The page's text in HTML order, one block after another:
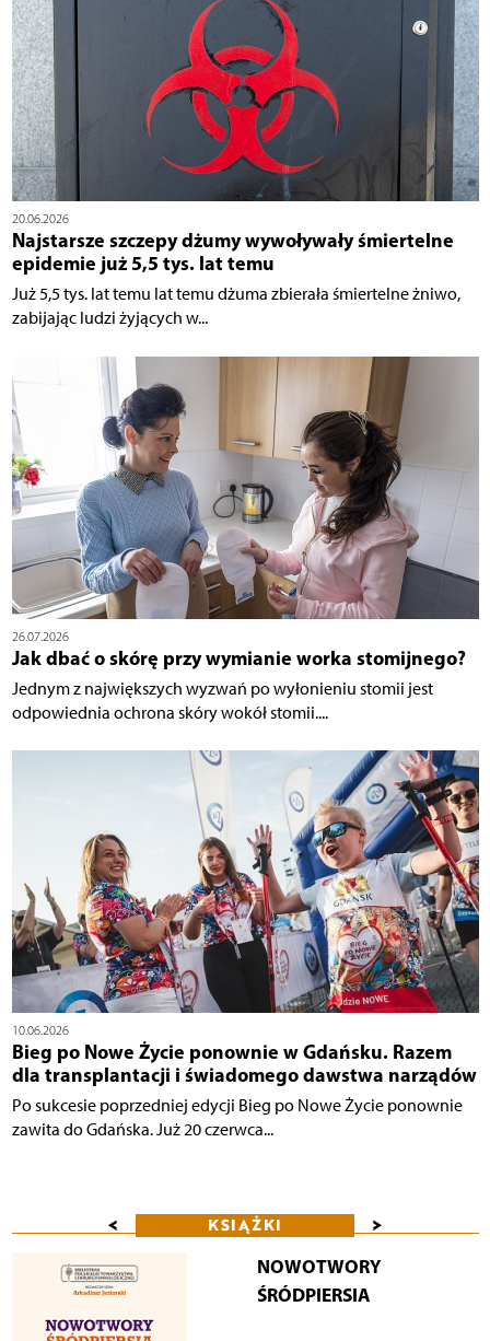
20.06.2026
Najstarsze szczepy dżumy wywoływały śmiertelne
epidemie już 5,5 tys. lat temu
Już 5,5 tys. lat temu lat temu dżuma zbierała śmiertelne żniwo,
zabijając ludzi żyjących w...
26.07.2026
Jak dbać o skórę przy wymianie worka stomijnego?
Jednym z największych wyzwań po wyłonieniu stomii jest
odpowiednia ochrona skóry wokół stomii....
10.06.2026
Bieg po Nowe Życie ponownie w Gdańsku. Razem
dla transplantacji i świadomego dawstwa narządów
Po sukcesie poprzedniej edycji Bieg po Nowe Życie ponownie
zawita do Gdańska. Już 20 czerwca...
< KSIĄŻKI >
NOWOTWORY
ŚRÓDPIERSIA